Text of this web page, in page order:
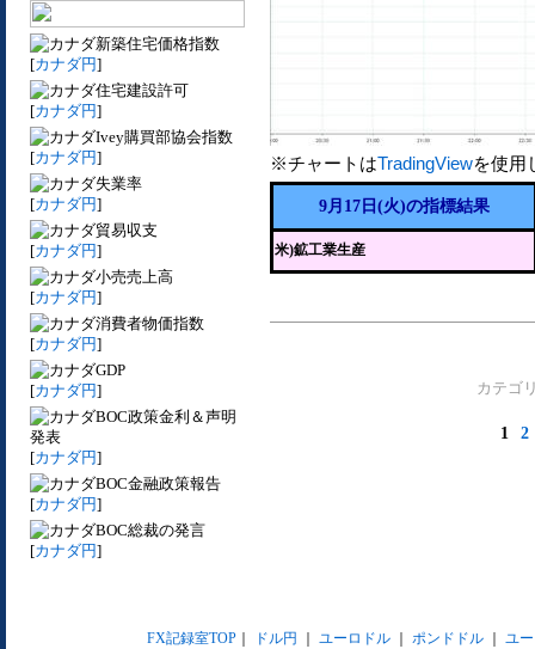
新築住宅価格指数
[カナダ円]
住宅建設許可
[カナダ円]
Ivey購買部協会指数
[カナダ円]
失業率
[カナダ円]
貿易収支
[カナダ円]
小売売上高
[カナダ円]
消費者物価指数
[カナダ円]
GDP
[カナダ円]
BOC政策金利＆声明
発表
[カナダ円]
BOC金融政策報告
[カナダ円]
BOC総裁の発言
[カナダ円]
※チャートはTradingViewを使用
9月17日(火)の指標結果
米)鉱工業生産
カテゴ
1 2
FX記録室TOP｜ ドル円 ユーロドル｜ ポンドドル｜ ユ